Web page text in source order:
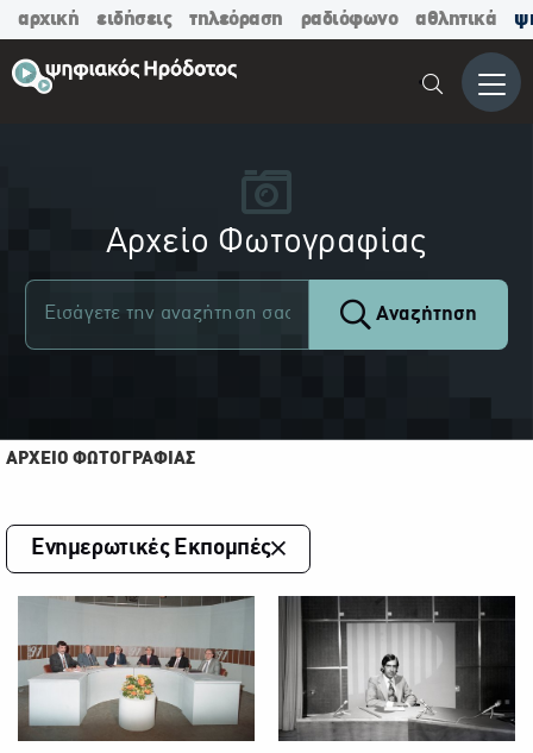
αρχική ειδήσεις τηλεόραση ραδιόφωνο αθλητικά
Μενού
Αρχείο Φωτογραφίας
Αναζήτηση
ΑΡΧΕΙΟ ΦΩΤΟΓΡΑΦΙΑΣ
Ενημερωτικές Εκπομπές